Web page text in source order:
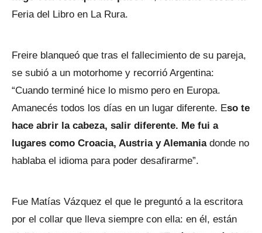
Feria del Libro en La Rura.
Freire blanqueó que tras el fallecimiento de su pareja,
se subió a un motorhome y recorrió Argentina:
“Cuando terminé hice lo mismo pero en Europa.
Amanecés todos los días en un lugar diferente. Eso te
hace abrir la cabeza, salir diferente. Me fui a
lugares como Croacia, Austria y Alemaniadonde no
hablaba el idioma para poder desafirarme”.
Fue Matías Vázquez el que le preguntó a la escritora
por el collar que lleva siempre con ella: en él, están